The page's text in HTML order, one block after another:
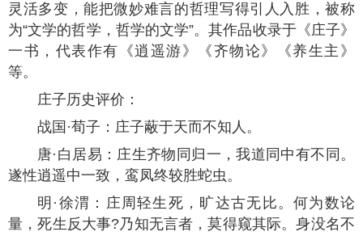
灵活多变，能把微妙难言的哲理写得引人入胜，被称
为“文学的哲学，哲学的文学”。其作品收录于《庄子》
一书，代表作有《逍遥游》《齐物论》《养生主》
等。
庄子历史评价：
战国·荀子：庄子蔽于天而不知人。
唐·白居易：庄生齐物同归一，我道同中有不同。
遂性逍遥中一致，鸾凤终较胜蛇虫。
明·徐渭：庄周轻生死，旷达古无比。何为数论
量，死生反大事?乃知无言者，莫得窥其际。身没名不